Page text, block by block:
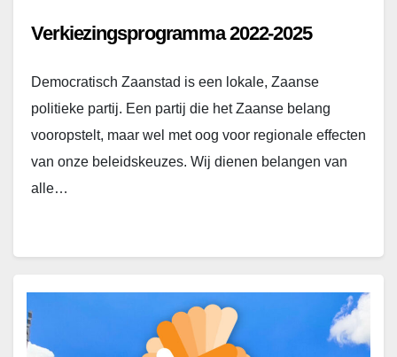
Verkiezingsprogramma 2022-2025
Democratisch Zaanstad is een lokale, Zaanse
politieke partij. Een partij die het Zaanse belang
vooropstelt, maar wel met oog voor regionale effecten
van onze beleidskeuzes. Wij dienen belangen van
alle…